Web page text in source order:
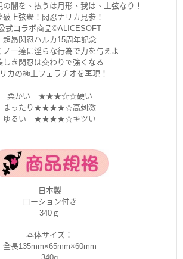
闇を、払うは月形、我は、上弦なり！
破上弦衆！閃忍ナリカ見参！
式コラボ商品©ALICESOFT
超昂閃忍ハルカ15周年記念
ノ一達に淫らな行為で力を与えよ
しき閃忍は交わりで強くなる
カの極上フェラチオを再現！
柔かい ★★★☆☆硬い
まったり★★★★☆高刺激
ゆるい ★★★★☆キツい
日本製
ローション付き
340ｇ
本体サイズ：
全長135mm×65mm×60mm